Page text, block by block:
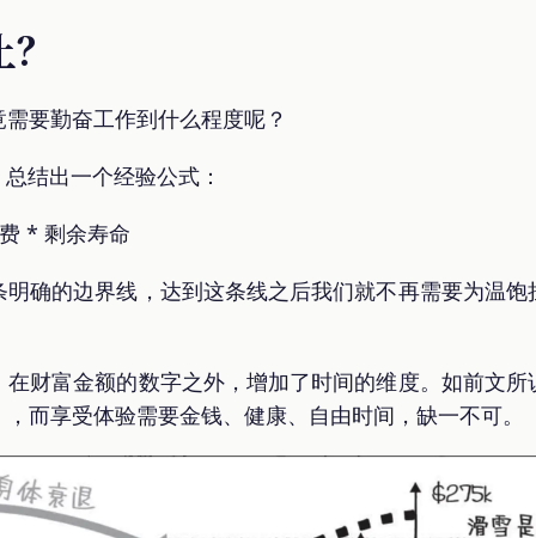
要勤奋工作到什么程度呢？
结出一个经验公式：
* 剩余寿命
确的边界线，达到这条线之后我们就不再需要为温
财富金额的数字之外，增加了时间的维度。如前文
而享受体验需要金钱、健康、自由时间，缺一不可。